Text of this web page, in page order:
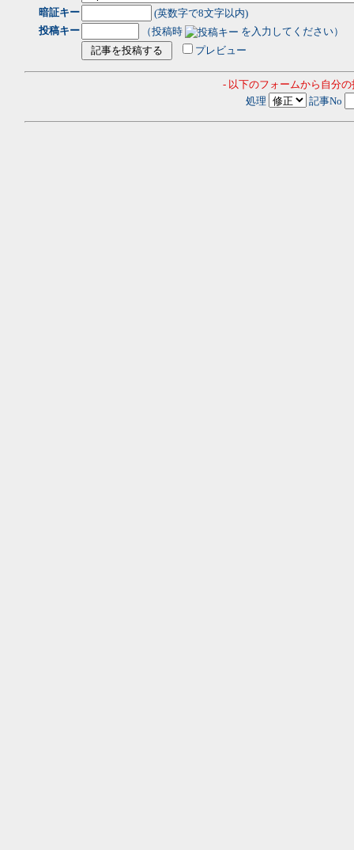
暗証キー
(英数字で8文字以内)
投稿キー
（投稿時
を入力してください）
プレビュー
- 以下のフォームから自分
処理
記事No